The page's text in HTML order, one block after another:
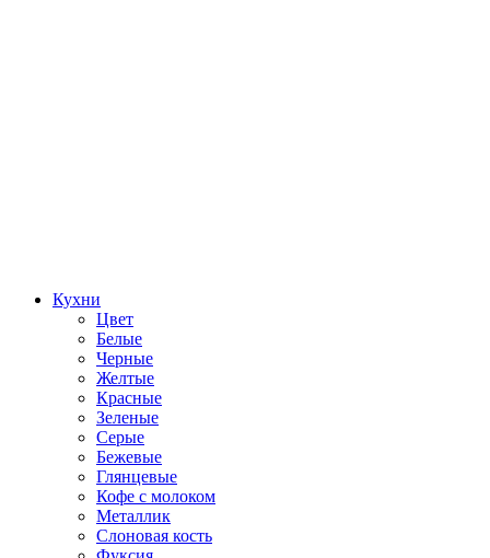
Кухни
Цвет
Белые
Черные
Желтые
Красные
Зеленые
Серые
Бежевые
Глянцевые
Кофе с молоком
Металлик
Слоновая кость